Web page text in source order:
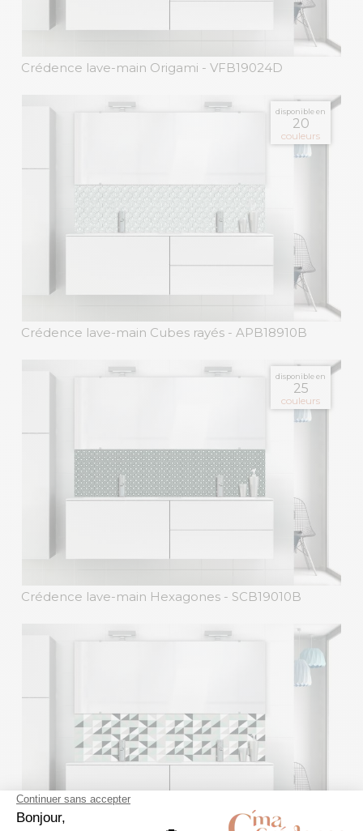
Crédence lave-main Origami - VFB19024D
disponible en
20
couleurs
Crédence lave-main Cubes rayés - APB18910B
disponible en
25
couleurs
Crédence lave-main Hexagones - SCB19010B